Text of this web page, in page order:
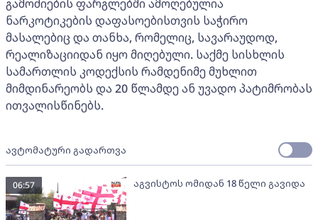
გამოძიების ფარგლებში ამოღებულია
ნარკოტიკების დაფასოებისთვის საჭირო
მასალებიც და თანხა, რომელიც, სავარაუდოდ,
რეალიზაციიდან იყო მიღებული. საქმე სისხლის
სამართლის კოდექსის რამდენიმე მუხლით
მიმდინარეობს და 20 წლამდე ან უვადო პატიმრობას
ითვალისწინებს.
ავტომატური გადართვა
აგვისტოს ომიდან 18 წელი გავიდა
06:57